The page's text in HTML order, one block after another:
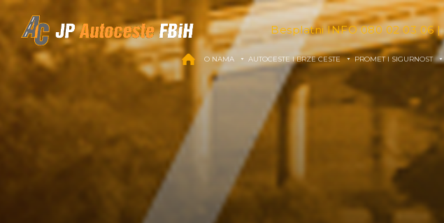
Skip to content
Besplatni INFO080 02 03 06|
O NAMA AUTOCESTE I BRZE CESTE PROMET I SIGURNOST